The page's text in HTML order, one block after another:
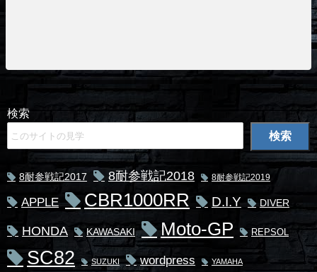
検索
検索
8耐参戦記2017 8耐参戦記2018 8耐参戦記2019
APPLE CBR1000RR D.I.Y DIVER
HONDA KAWASAKI Moto-GP REPSOL
SC82 SUZUKI wordpress YAMAHA